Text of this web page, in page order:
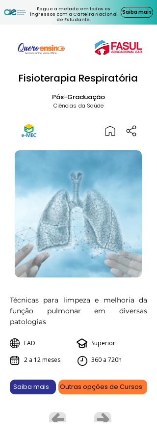
Pague a metade em todos os
ingressos com a Carteira Nacional
de Estudante.
Saiba mais
Fisioterapia Respiratória
Pós-Graduação
Ciências da Saúde
Técnicas para limpeza e melhoria da
função pulmonar em diversas
patologias
EAD
2 a 12 meses
Superior
360 a 720h
Saiba mais Outras opções de Cursos